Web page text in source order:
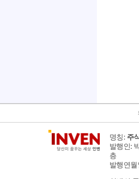
명칭: 주
발행인:
층
발행연월